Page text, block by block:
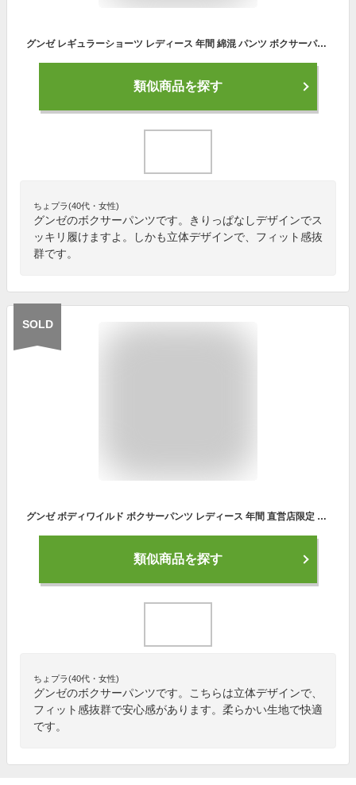
グンゼ レギュラーショーツ レディース 年間 綿混 パンツ ボクサーパンツ ボックスショーツ 1分丈 パンティ 下着 婦人 シンプル コットンショーツ ひびきにくい ラインレス きりっぱなし カットオフ GUNZE HZ5062P M-LL GUNZE13
類似商品を探す
ちょプラ(40代・女性)
グンゼのボクサーパンツです。きりっぱなしデザインでス
ッキリ履けますよ。しかも立体デザインで、フィット感抜
群です。
SOLD
グンゼ ボディワイルド ボクサーパンツ レディース 年間 直営店限定 立体成型 婦人 ショーツ パンツ 下着 ボックスショーツ ボーイレングス ストレッチ 伸びる ボーダー かわいい 可愛い M-L BODY WILD BHS930U GUNZE13
類似商品を探す
ちょプラ(40代・女性)
グンゼのボクサーパンツです。こちらは立体デザインで、
フィット感抜群で安心感があります。柔らかい生地で快適
です。